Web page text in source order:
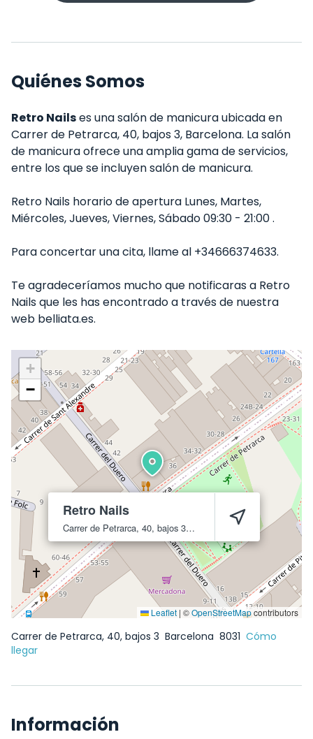
Quiénes Somos
Retro Nailses una salón de manicura ubicada en
Carrer de Petrarca, 40, bajos 3, Barcelona. La salón
de manicura ofrece una amplia gama de servicios,
entre los que se incluyen salón de manicura.
Retro Nails horario de apertura Lunes, Martes,
Miércoles, Jueves, Viernes, Sábado 09:30 - 21:00 .
Para concertar una cita, llame al +34666374633.
Te agradeceríamos mucho que notificaras a Retro
Nails que les has encontrado a través de nuestra
web belliata.es.
Retro Nails
Carrer de Petrarca, 40, bajos 3Barcelona 8031
+
−
Leaflet | ©OpenStreetMapcontributors
Carrer de Petrarca, 40, bajos 3 Barcelona 8031 Cómo
llegar
Información